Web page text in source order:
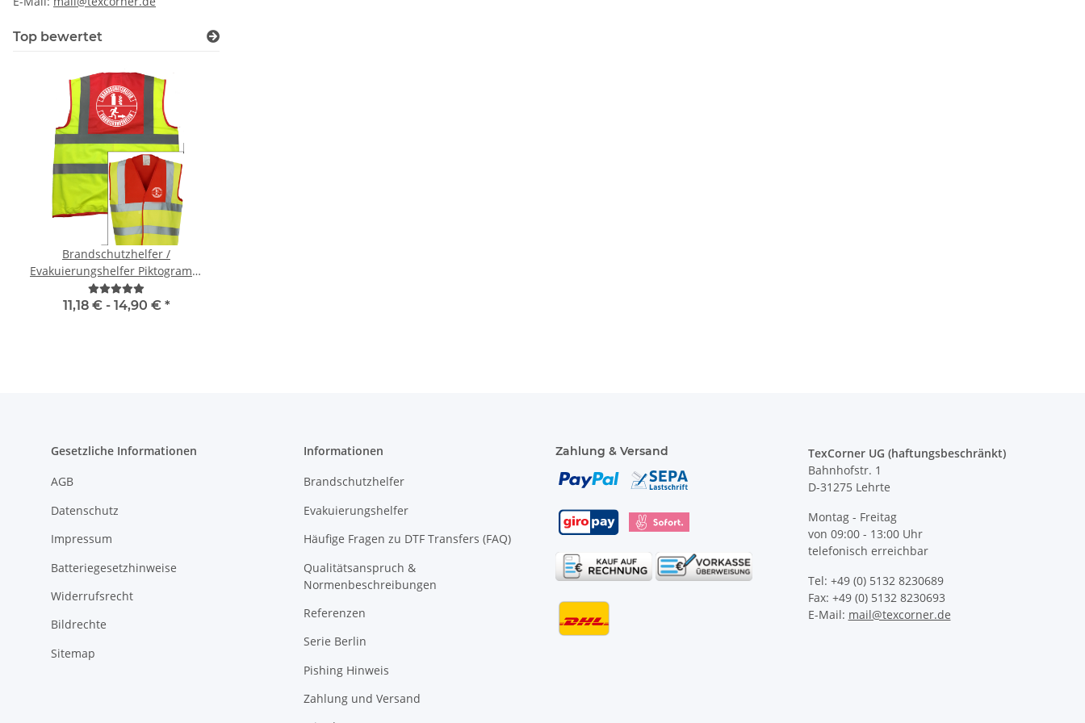
Top bewertet
Brandschutzhelfer /
Evakuierungshelfer Piktogramm
Weste rot/gelb S-3XL
11,18 € - 14,90 € *
Gesetzliche Informationen
AGB
Datenschutz
Impressum
Batteriegesetzhinweise
Widerrufsrecht
Bildrechte
Sitemap
Informationen
Brandschutzhelfer
Evakuierungshelfer
Häufige Fragen zu DTF Transfers (FAQ)
Qualitätsanspruch &
Normenbeschreibungen
Referenzen
Serie Berlin
Pishing Hinweis
Zahlung und Versand
Zahlung & Versand
TexCorner UG (haftungsbeschränkt)
Bahnhofstr. 1
D-31275 Lehrte
Montag - Freitag
von 09:00 - 13:00 Uhr
telefonisch erreichbar
Tel: +49 (0) 5132 8230689
Fax: +49 (0) 5132 8230693
E-Mail: mail@texcorner.de